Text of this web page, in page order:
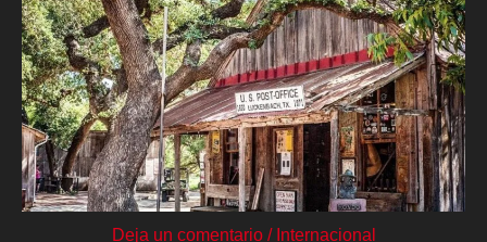
Deja un comentario / Internacional